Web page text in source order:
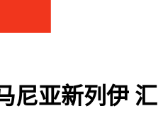
尼亚新列伊 汇